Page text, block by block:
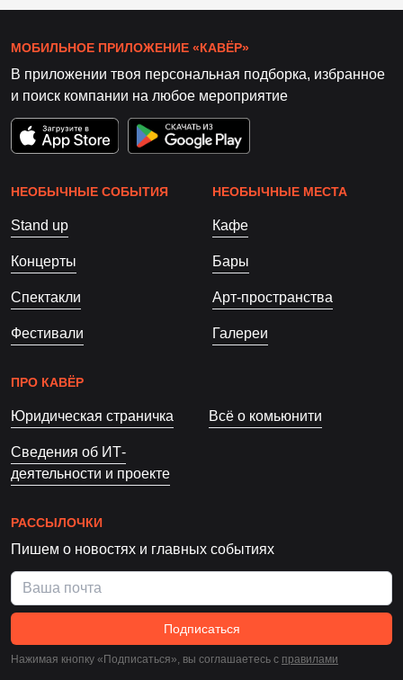
МОБИЛЬНОЕ ПРИЛОЖЕНИЕ «КАВЁР»
В приложении твоя персональная подборка, избранное
и поиск компании на любое мероприятие
НЕОБЫЧНЫЕ СОБЫТИЯ
Stand up
Концерты
Спектакли
Фестивали
НЕОБЫЧНЫЕ МЕСТА
Кафе
Бары
Арт-пространства
Галереи
ПРО КАВЁР
Юридическая страничка Всё о комьюнити
Сведения об ИТ-
деятельности и проекте
РАССЫЛОЧКИ
Пишем о новостях и главных событиях
Подписаться
Нажимая кнопку «Подписаться», вы соглашаетесь c правилами